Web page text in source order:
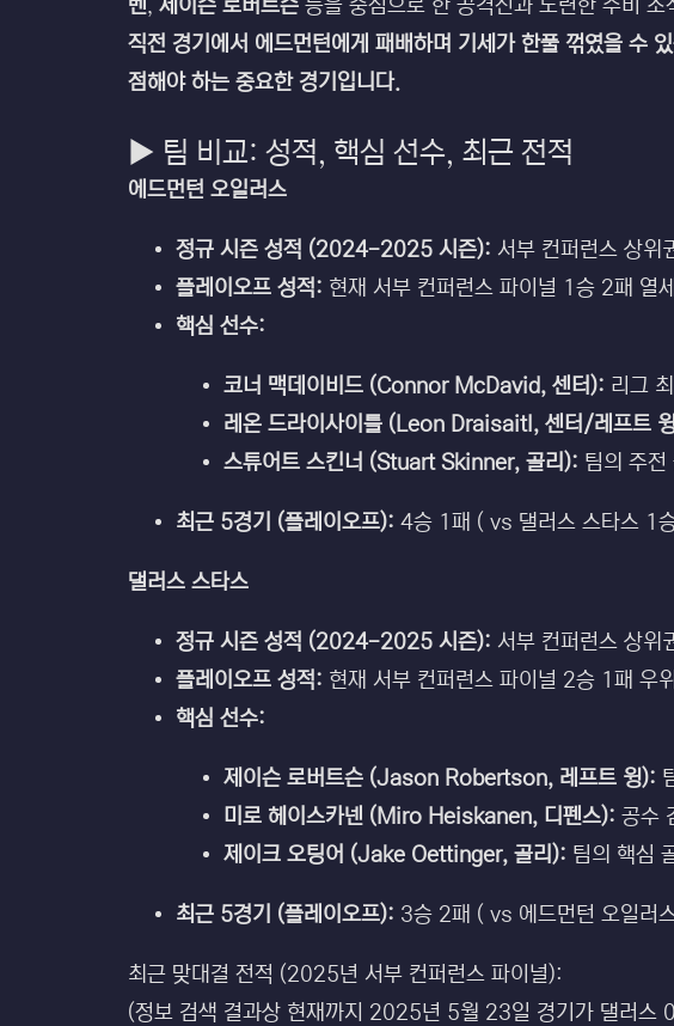
벤, 제이슨 로버트슨 등을 중심으로 한 공격진과 노련한 수비 조
직전 경기에서 에드먼턴에게 패배하며 기세가 한풀 꺾였을 수
점해야 하는 중요한 경기입니다.
▶ 팀 비교: 성적, 핵심 선수, 최근 전적
에드먼턴 오일러스
정규 시즌 성적 (2024-2025 시즌): 서부 컨퍼런스 상위
플레이오프 성적: 현재 서부 컨퍼런스 파이널 1승 2패 열
핵심 선수:
코너 맥데이비드 (Connor McDavid, 센터): 리그
레온 드라이사이틀 (Leon Draisaitl, 센터/레프트
스튜어트 스킨너 (Stuart Skinner, 골리): 팀의 주전
최근 5경기 (플레이오프): 4승 1패 ( vs 댈러스 스타스 1
댈러스 스타스
정규 시즌 성적 (2024-2025 시즌): 서부 컨퍼런스 상위
플레이오프 성적: 현재 서부 컨퍼런스 파이널 2승 1패 우
핵심 선수:
제이슨 로버트슨 (Jason Robertson, 레프트 윙):
미로 헤이스카넨 (Miro Heiskanen, 디펜스): 공수
제이크 오팅어 (Jake Oettinger, 골리): 팀의 핵심
최근 5경기 (플레이오프): 3승 2패 ( vs 에드먼턴 오일러
최근 맞대결 전적 (2025년 서부 컨퍼런스 파이널):
(정보 검색 결과상 현재까지 2025년 5월 23일 경기가 댈러